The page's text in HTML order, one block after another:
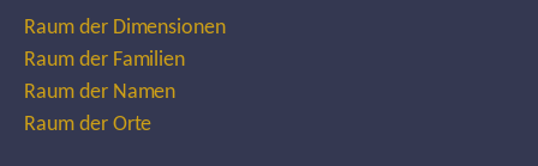
Raum der Dimensionen
Raum der Familien
Raum der Namen
Raum der Orte